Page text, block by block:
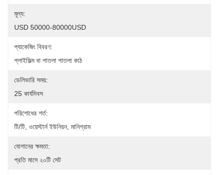
মূল্য:
USD 50000-80000USD
প্যাকেজিং বিবরণ:
প্লাইফিল্ম বা পাতলা পাতলা কাঠ
ডেলিভারি সময়:
25 কার্যদিবস
পরিশোধের শর্ত:
টি/টি, ওয়েস্টার্ন ইউনিয়ন, মানিগ্রাম
যোগানের ক্ষমতা:
প্রতি মাসে ২০টি সেট